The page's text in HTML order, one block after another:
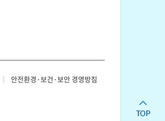
안전환경·보건·보안 경영방침